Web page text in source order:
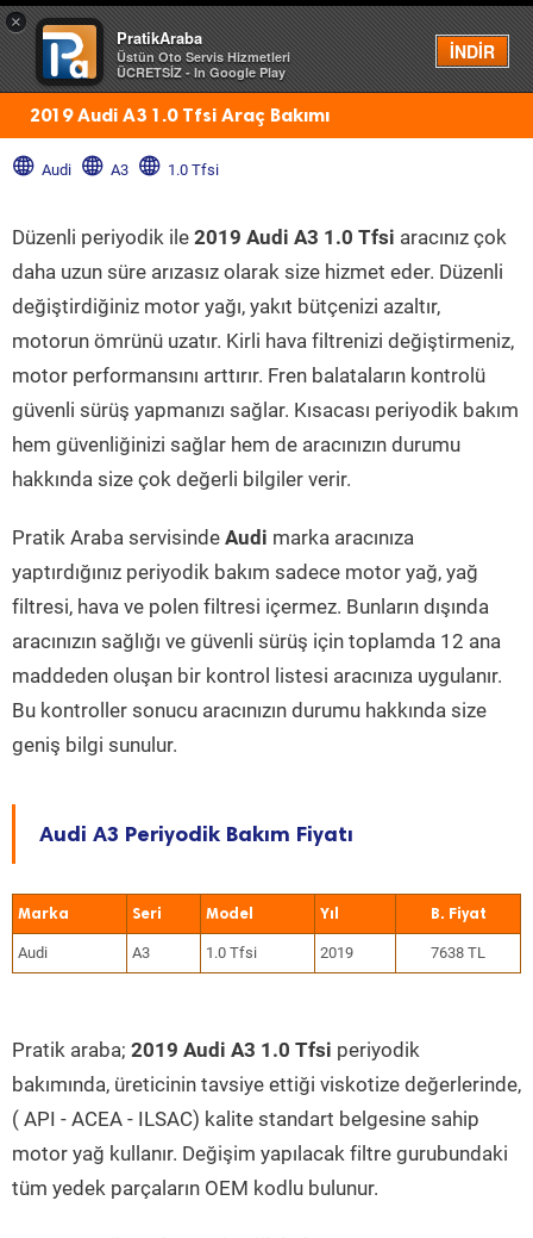
×
PratikAraba
Üstün Oto Servis Hizmetleri
ÜCRETSİZ - In Google Play
İNDİR
Menü
2019 Audi A3 1.0 Tfsi Araç Bakımı
Audi A3 1.0 Tfsi
Düzenli periyodik ile 2019 Audi A3 1.0 Tfsi aracınız çok
daha uzun süre arızasız olarak size hizmet eder. Düzenli
değiştirdiğiniz motor yağı, yakıt bütçenizi azaltır,
motorun ömrünü uzatır. Kirli hava filtrenizi değiştirmeniz,
motor performansını arttırır. Fren balataların kontrolü
güvenli sürüş yapmanızı sağlar. Kısacası periyodik bakım
hem güvenliğinizi sağlar hem de aracınızın durumu
hakkında size çok değerli bilgiler verir.
Pratik Araba servisinde Audi marka aracınıza
yaptırdığınız periyodik bakım sadece motor yağ, yağ
filtresi, hava ve polen filtresi içermez. Bunların dışında
aracınızın sağlığı ve güvenli sürüş için toplamda 12 ana
maddeden oluşan bir kontrol listesi aracınıza uygulanır.
Bu kontroller sonucu aracınızın durumu hakkında size
geniş bilgi sunulur.
Audi A3 Periyodik Bakım Fiyatı
Marka Seri Model Yıl
Audi A3 1.0 Tfsi 2019 7638 TL
Pratik araba; 2019 Audi A3 1.0 Tfsi periyodik
bakımında, üreticinin tavsiye ettiği viskotize değerlerinde,
( API - ACEA - ILSAC) kalite standart belgesine sahip
motor yağ kullanır. Değişim yapılacak filtre gurubundaki
tüm yedek parçaların OEM kodlu bulunur.